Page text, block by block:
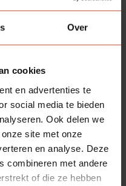
Over
cookies
en advertenties te
social media te bieden
Ook delen we
site met onze
en analyse. Deze
combineren met andere
of die ze hebben